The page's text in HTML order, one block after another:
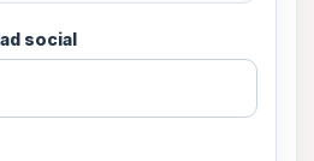
social